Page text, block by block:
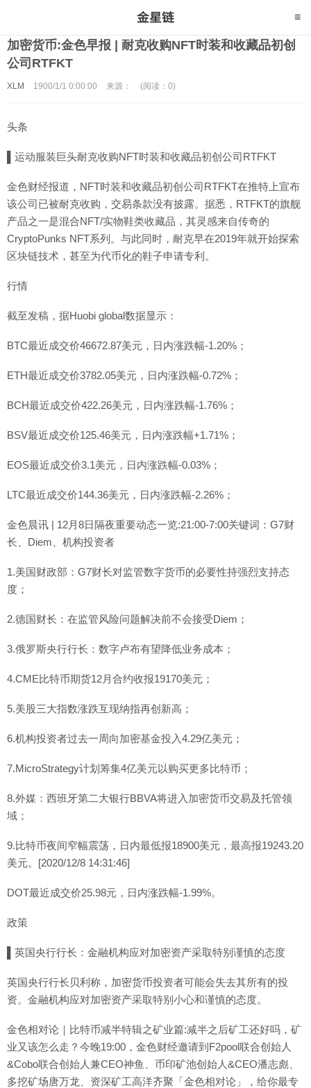
加密货币:金色早报 | 耐克收购NFT时装和收藏品初创
公司RTFKT
XLM 1900/1/1 0:00:00 来源： (阅读：0)
头条
▌运动服装巨头耐克收购NFT时装和收藏品初创公司RTFKT
金色财经报道，NFT时装和收藏品初创公司RTFKT在推特上宣布
该公司已被耐克收购，交易条款没有披露。据悉，RTFKT的旗舰
产品之一是混合NFT/实物鞋类收藏品，其灵感来自传奇的
CryptoPunks NFT系列。与此同时，耐克早在2019年就开始探索
区块链技术，甚至为代币化的鞋子申请专利。
行情
截至发稿，据Huobi global数据显示：
BTC最近成交价46672.87美元，日内涨跌幅-1.20%；
ETH最近成交价3782.05美元，日内涨跌幅-0.72%；
BCH最近成交价422.26美元，日内涨跌幅-1.76%；
BSV最近成交价125.46美元，日内涨跌幅+1.71%；
EOS最近成交价3.1美元，日内涨跌幅-0.03%；
LTC最近成交价144.36美元，日内涨跌幅-2.26%；
金色晨讯 | 12月8日隔夜重要动态一览:21:00-7:00关键词：G7财
长、Diem、机构投资者
1.美国财政部：G7财长对监管数字货币的必要性持强烈支持态
度；
2.德国财长：在监管风险问题解决前不会接受Diem；
3.俄罗斯央行行长：数字卢布有望降低业务成本；
4.CME比特币期货12月合约收报19170美元；
5.美股三大指数涨跌互现纳指再创新高；
6.机构投资者过去一周向加密基金投入4.29亿美元；
7.MicroStrategy计划筹集4亿美元以购买更多比特币；
8.外媒：西班牙第二大银行BBVA将进入加密货币交易及托管领
域；
9.比特币夜间窄幅震荡，日内最低报18900美元，最高报19243.20
美元。[2020/12/8 14:31:46]
DOT最近成交价25.98元，日内涨跌幅-1.99%。
政策
▌英国央行行长：金融机构应对加密资产采取特别谨慎的态度
英国央行行长贝利称，加密货币投资者可能会失去其所有的投
资。金融机构应对加密资产采取特别小心和谨慎的态度。
金色相对论｜比特币减半特辑之矿业篇:减半之后矿工还好吗，矿
业又该怎么走？今晚19:00，金色财经邀请到F2pool联合创始人
&Cobo联合创始人兼CEO神鱼、币印矿池创始人&CEO潘志彪、
多挖矿场唐万龙、资深矿工高洋齐聚「金色相对论」，给你最专